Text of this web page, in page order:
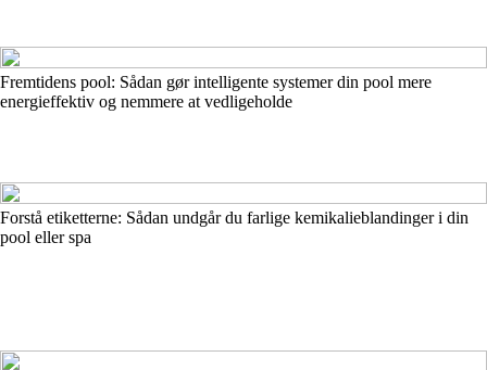
Fremtidens pool: Sådan gør intelligente systemer din pool mere
energieffektiv og nemmere at vedligeholde
Forstå etiketterne: Sådan undgår du farlige kemikalieblandinger i din
pool eller spa